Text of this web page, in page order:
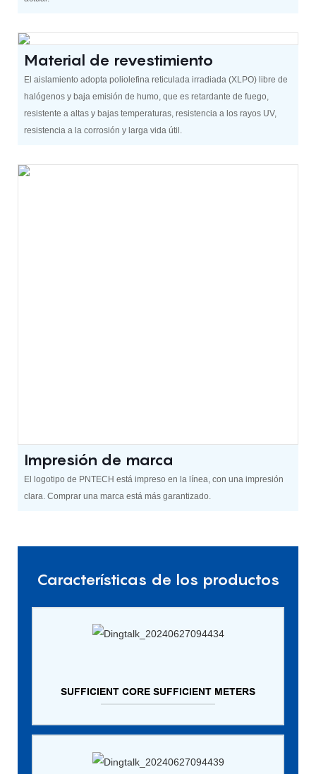
Material de revestimiento
El aislamiento adopta poliolefina reticulada irradiada (XLPO) libre de
halógenos y baja emisión de humo, que es retardante de fuego,
resistente a altas y bajas temperaturas, resistencia a los rayos UV,
resistencia a la corrosión y larga vida útil.
Impresión de marca
El logotipo de PNTECH está impreso en la línea, con una impresión
clara. Comprar una marca está más garantizado.
Características de los productos
SUFFICIENT CORE SUFFICIENT METERS